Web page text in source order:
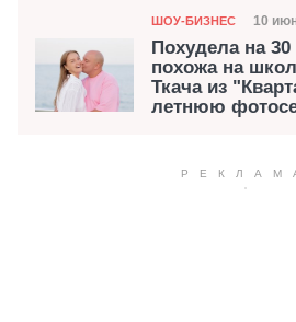
Категория
ШОУ-БИЗНЕС 10
Похудела на 30
похожа на
Ткача из
летнюю